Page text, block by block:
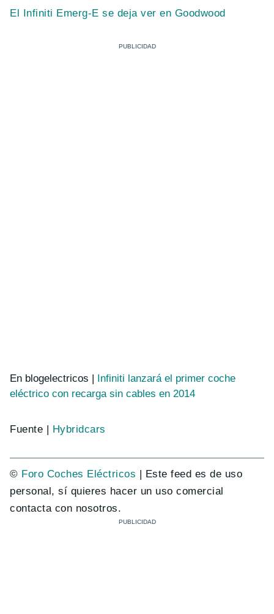
El Infiniti Emerg-E se deja ver en Goodwood
En blogelectricos | Infiniti lanzará el primer coche
eléctrico con recarga sin cables en 2014
Fuente | Hybridcars
© Foro Coches Eléctricos | Este feed es de uso
personal, sí quieres hacer un uso comercial
contacta con nosotros.